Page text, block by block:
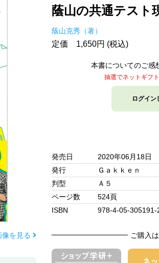
を見る
蔭山の共通テスト
蔭山克秀（著）
定価 1,650円 (税込)
本書についてのご感
抽選でネットギフ
ログイン
発売日
2020年06月18日
発行
Ｇａｋｋｅｎ
判型
Ａ５
ページ数
524頁
ISBN
978-4-05-305191-
ご購入